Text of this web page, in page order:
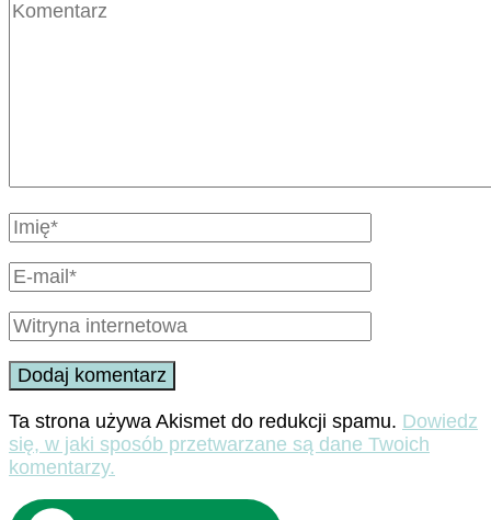
Ta strona używa Akismet do redukcji spamu. Dowiedz
się, w jaki sposób przetwarzane są dane Twoich
komentarzy.